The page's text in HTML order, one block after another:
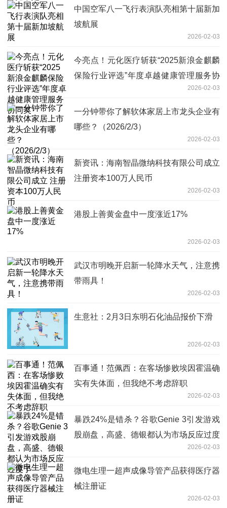
中国空军八一飞行表演队亮相第十届新加
坡航展
2026-02-03
今亮点！元化医疗斩获“2025新浪金麒麟
保险行业评选”年度卓越健康管理服务协
2026-02-03
一分钟带你了解软体家居上市龙头企业有
哪些？（2026/2/3）
2026-02-03
新资讯：海南智晶微纳科技有限公司成立
注册资本100万人民币
2026-02-03
港股上善黄金盘中一度涨近17%
2026-02-03
武汉市明晚开启新一轮降水天气，注意携
带雨具！
2026-02-03
生意社：2月3日东明石化油品报价下滑
2026-02-03
百事通！范佩西：在客场惨败埃因霍温确
实有失体面，但我绝不考虑辞职
2026-02-03
暴跌24%是错杀？谷歌Genie 3引发游戏
股崩盘，高盛、德银都认为市场反应过度
2026-02-03
微电生理一超声成像导管产品获得医疗器
械注册证
2026-02-03